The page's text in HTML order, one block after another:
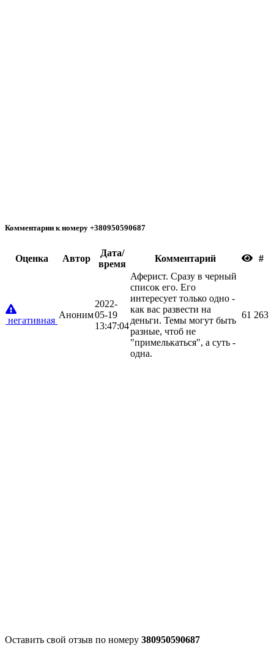
Комментарии к номеру +380950590687
Oценка Автор
Дата/
время
Комментарий #
негативная
Аноним
2022-
05-19
13:47:04
Аферист. Сразу в черный
список его. Его
интересует только одно -
как вас развести на
деньги. Темы могут быть
разные, чтоб не
"примелькаться", а суть -
одна.
61 263
Оставить свой отзыв по номеру 380950590687